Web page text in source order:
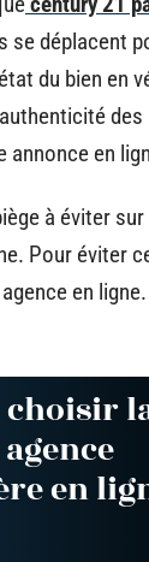
se déplacent
du bien en
annonce en
à éviter
Pour éviter
en ligne.
choisir
en